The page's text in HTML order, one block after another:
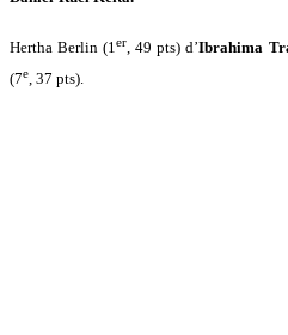
Hertha Berlin (1er, 49 pts) d’Ibrahima
(7e, 37 pts).